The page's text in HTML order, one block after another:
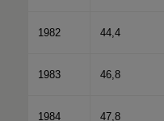
1982 44,4
1983 46,8
1984 47,8